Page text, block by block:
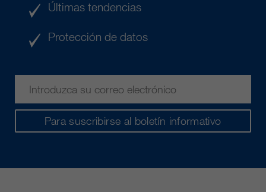
Para suscribirse al boletín informativo
Últimas tendencias
Protección de datos